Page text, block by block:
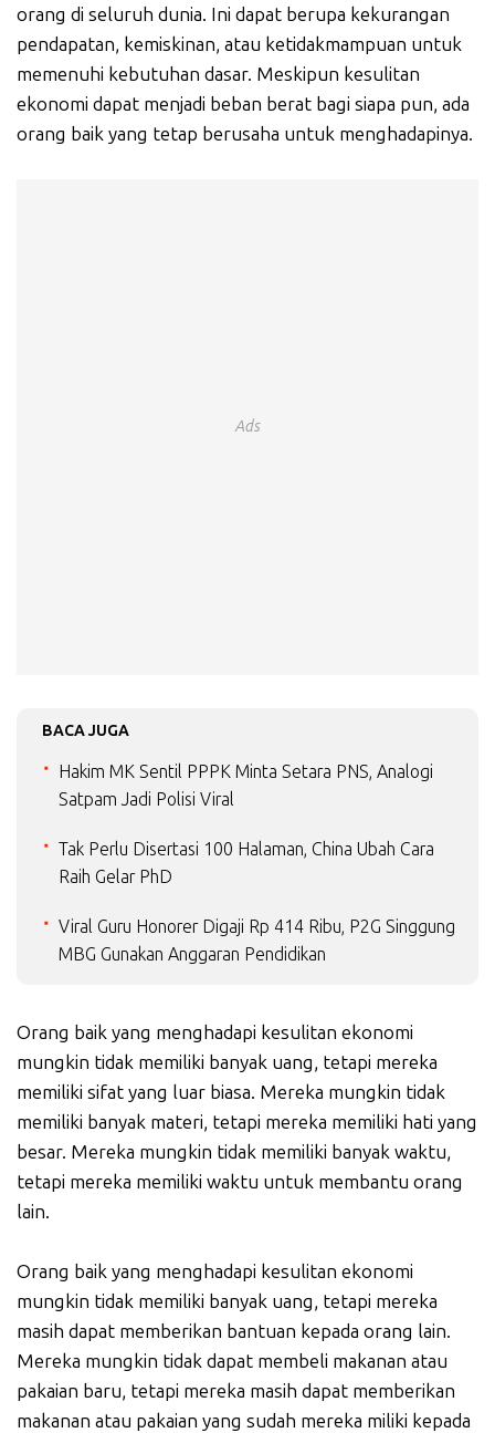
orang di seluruh dunia. Ini dapat berupa kekurangan
pendapatan, kemiskinan, atau ketidakmampuan untuk
memenuhi kebutuhan dasar. Meskipun kesulitan
ekonomi dapat menjadi beban berat bagi siapa pun, ada
orang baik yang tetap berusaha untuk menghadapinya.
Ads
BACA JUGA
Hakim MK Sentil PPPK Minta Setara PNS, Analogi
Satpam Jadi Polisi Viral
Tak Perlu Disertasi 100 Halaman, China Ubah Cara
Raih Gelar PhD
Viral Guru Honorer Digaji Rp 414 Ribu, P2G Singgung
MBG Gunakan Anggaran Pendidikan
Orang baik yang menghadapi kesulitan ekonomi
mungkin tidak memiliki banyak uang, tetapi mereka
memiliki sifat yang luar biasa. Mereka mungkin tidak
memiliki banyak materi, tetapi mereka memiliki hati yang
besar. Mereka mungkin tidak memiliki banyak waktu,
tetapi mereka memiliki waktu untuk membantu orang
lain.
Orang baik yang menghadapi kesulitan ekonomi
mungkin tidak memiliki banyak uang, tetapi mereka
masih dapat memberikan bantuan kepada orang lain.
Mereka mungkin tidak dapat membeli makanan atau
pakaian baru, tetapi mereka masih dapat memberikan
makanan atau pakaian yang sudah mereka miliki kepada